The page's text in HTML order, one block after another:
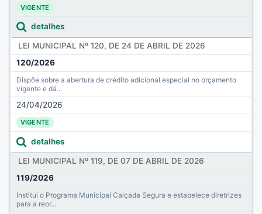
VIGENTE
detalhes
LEI MUNICIPAL Nº 120, DE 24 DE ABRIL DE 2026
120/2026
Dispõe sobre a abertura de crédito adicional especial no orçamento
vigente e dá...
24/04/2026
VIGENTE
detalhes
LEI MUNICIPAL Nº 119, DE 07 DE ABRIL DE 2026
119/2026
Institui o Programa Municipal Calçada Segura e estabelece diretrizes
para a reor...